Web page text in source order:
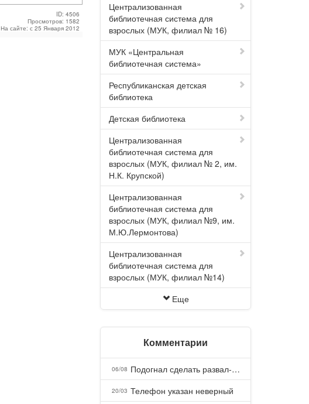
ID: 4506
Просмотров: 1582
На сайте: с 25 Января 2012
Централизованная
библиотечная система для
взрослых (МУК, филиал № 16)
МУК «Центральная
библиотечная система»
Республиканская детская
библиотека
Детская библиотека
Централизованная
библиотечная система для
взрослых (МУК, филиал № 2, им.
Н.К. Крупской)
Централизованная
библиотечная система для
взрослых (МУК, филиал №9, им.
М.Ю.Лермонтова)
Централизованная
библиотечная система для
взрослых (МУК, филиал №14)
Еще
Комментарии
06/08 Подогнал сделать развал-схождение, сделали- машина уходит на право и колеса проверил все хорошо с атмосферами ужас как можно делать авто, не ужели не берегут свою репутацию, не советую.
20/03 Телефон указан неверный